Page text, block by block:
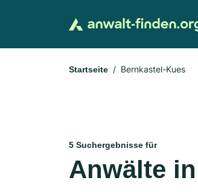
Startseite Bernkastel-Kues
5 Suchergebnisse für
Anwälte